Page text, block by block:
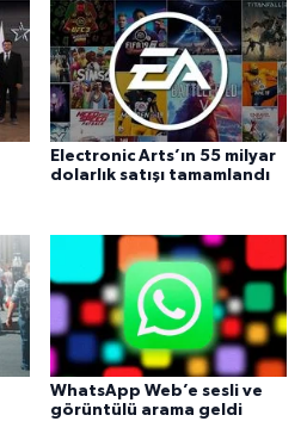
Electronic Arts’ın 55 milyar
dolarlık satışı tamamlandı
WhatsApp Web’e sesli ve
görüntülü arama geldi